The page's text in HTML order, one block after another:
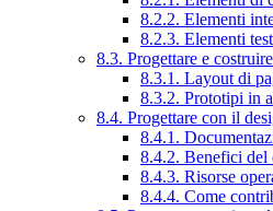
8.2.2. Elementi
8.2.3. Elementi
8.3. Progettare e
8.3.1. Layout di
8.3.2. Prototipi in
8.4. Progettare con il
8.4.1.
8.4.2. Benefici del
8.4.3. Risorse
8.4.4. Come